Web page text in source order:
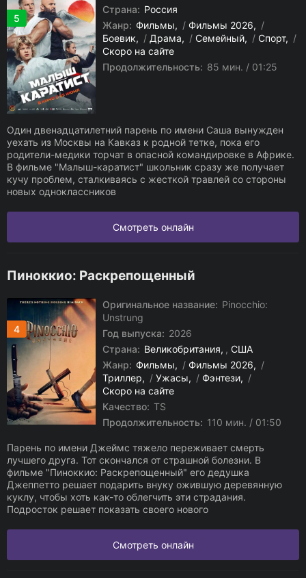
5
Страна: Россия
Жанр: Фильмы / Фильмы 2026
/
Боевик
/ Драма / Семейный / Спорт
/
Скоро на сайте
Продолжительность: 85 мин. / 01:25
Один двенадцатилетний парень по имени Саша вынужден
уехать из Москвы на Кавказ к родной тетке, пока его
родители-медики торчат в опасной командировке в Африке.
В фильме "Малыш-каратист" школьник сразу же получает
кучу проблем, сталкиваясь с жесткой травлей со стороны
новых одноклассников
Смотреть онлайн
Пиноккио: Раскрепощенный
4
Оригинальное название: Pinocchio:
Unstrung
Год выпуска: 2026
Страна: Великобритания , США
Жанр: Фильмы / Фильмы 2026
/
Триллер
/ Ужасы / Фэнтези
/
Скоро на сайте
Качество: TS
Продолжительность: 110 мин. / 01:50
Парень по имени Джеймс тяжело переживает смерть
лучшего друга. Тот скончался от страшной болезни. В
фильме "Пиноккио: Раскрепощенный" его дедушка
Джеппетто решает подарить внуку ожившую деревянную
куклу, чтобы хоть как-то облегчить эти страдания.
Подросток решает показать своего нового
Смотреть онлайн